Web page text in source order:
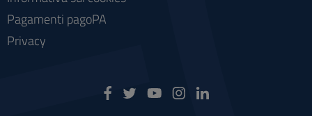
Pagamenti pagoPA
Privacy